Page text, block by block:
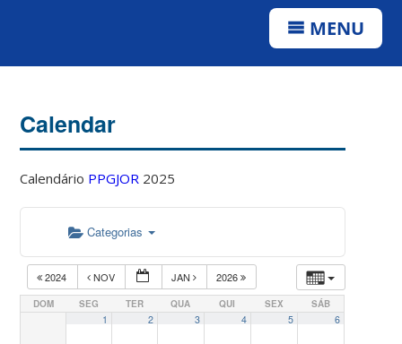
MENU
Calendar
Calendário PPGJOR 2025
Categorias
2024 NOV JAN 2026
DOM SEG TER QUA QUI SEX SÁB
1 2 3 4 5 6